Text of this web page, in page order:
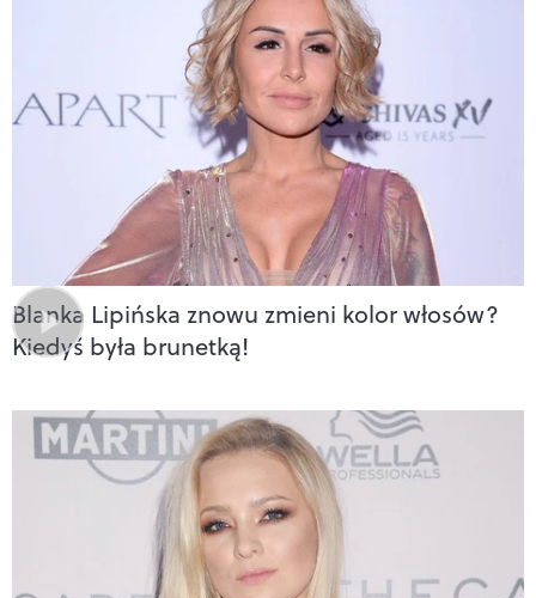
Blanka Lipińska znowu zmieni kolor włosów?
Kiedyś była brunetką!